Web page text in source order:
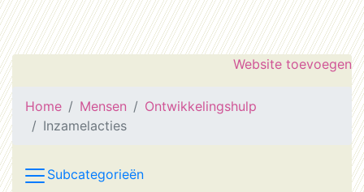
Website toevoegen
Home Mensen
Ontwikkelingshulp
Inzamelacties
Subcategorieën